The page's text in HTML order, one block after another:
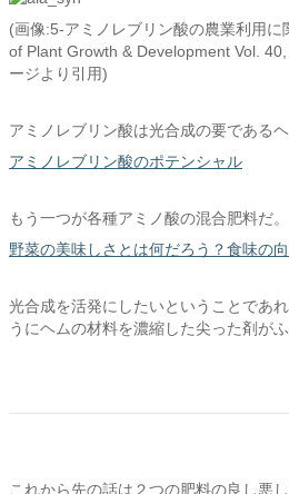
(画像:5-アミノレブリン酸の農業利用
of Plant Growth & Development Vol.
ージより引用)
アミノレブリン酸は光合成の要である
アミノレブリン酸のポテンシャル
もう一つが各種アミノ酸の混合肥料だ。
野菜の美味しさとは何だろう？食味の
光合成を活発にしたいということであ
うにヘムの材料を濃縮した尖った剤がふ
これから先の話は２つの肥料の良し悪